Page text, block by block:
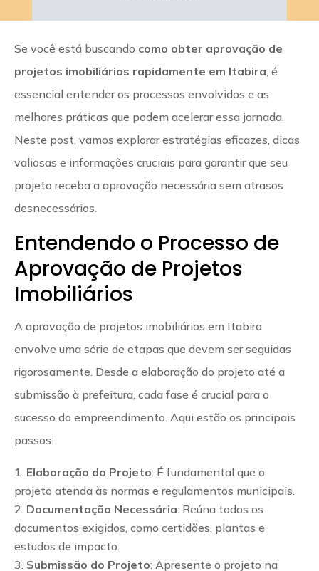
Se você está buscando como obter aprovação de
projetos imobiliários rapidamente em Itabira , é
essencial entender os processos envolvidos e as
melhores práticas que podem acelerar essa jornada.
Neste post, vamos explorar estratégias eficazes, dicas
valiosas e informações cruciais para garantir que seu
projeto receba a aprovação necessária sem atrasos
desnecessários.
Entendendo o Processo de
Aprovação de Projetos
Imobiliários
A aprovação de projetos imobiliários em Itabira
envolve uma série de etapas que devem ser seguidas
rigorosamente. Desde a elaboração do projeto até a
submissão à prefeitura, cada fase é crucial para o
sucesso do empreendimento. Aqui estão os principais
passos:
Elaboração do Projeto: É fundamental que o
projeto atenda às normas e regulamentos municipais.
Documentação Necessária: Reúna todos os
documentos exigidos, como certidões, plantas e
estudos de impacto.
Submissão do Projeto: Apresente o projeto na